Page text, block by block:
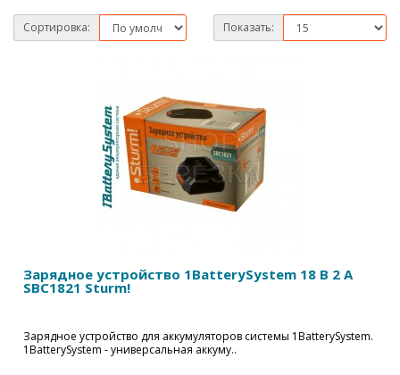
Сортировка: Показать:
Зарядное устройство 1BatterySystem 18 В 2 А
SBC1821 Sturm!
Зарядное устройство для аккумуляторов системы 1BatterySystem.
1BatterySystem - универсальная аккуму..